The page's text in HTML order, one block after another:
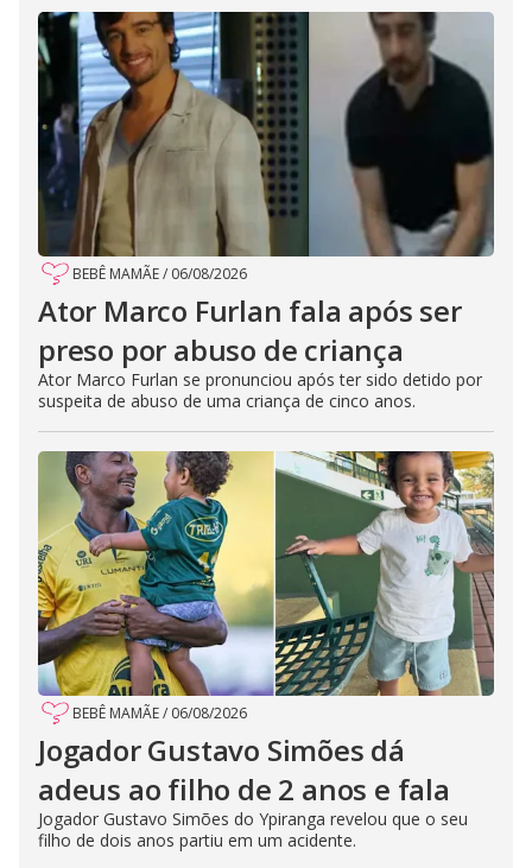
BEBÊ MAMÃE/ 06/08/2026
Ator Marco Furlan fala após ser
preso por abuso de criança
Ator Marco Furlan se pronunciou após ter sido detido por
suspeita de abuso de uma criança de cinco anos.
BEBÊ MAMÃE/ 06/08/2026
Jogador Gustavo Simões dá
adeus ao filho de 2 anos e fala
Jogador Gustavo Simões do Ypiranga revelou que o seu
filho de dois anos partiu em um acidente.